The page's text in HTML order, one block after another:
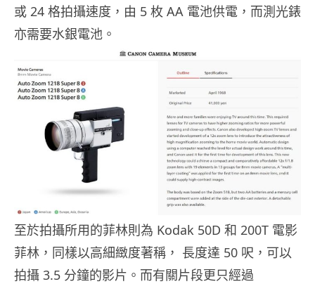
或 24 格拍攝速度，由 5 枚 AA 電池供電，而測光錶
亦需要水銀電池。
至於拍攝所用的菲林則為 Kodak 50D 和 200T 電影
菲林，同樣以高細緻度著稱， 長度達 50 呎，可以
拍攝 3.5 分鐘的影片。而有關片段更只經過